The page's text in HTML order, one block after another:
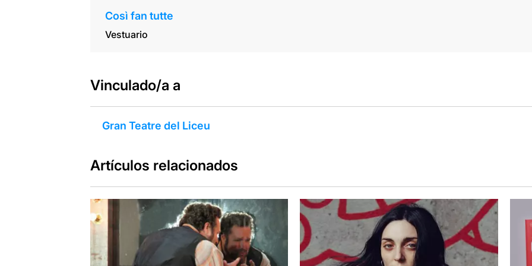
Così fan tutte
Vestuario
Vinculado/a a
Gran Teatre del Liceu
Artículos relacionados